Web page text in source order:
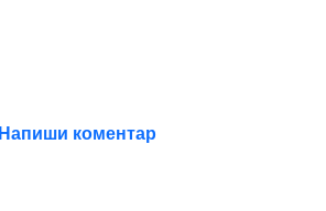
Напиши коментар